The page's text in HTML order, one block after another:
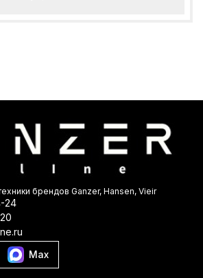
брендов Ganzer, Hansen, Vieir
24
Max